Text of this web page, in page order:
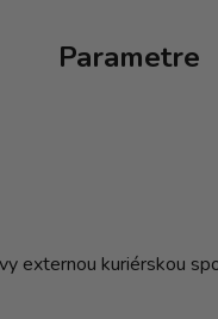
Parametre
externou kuriérskou